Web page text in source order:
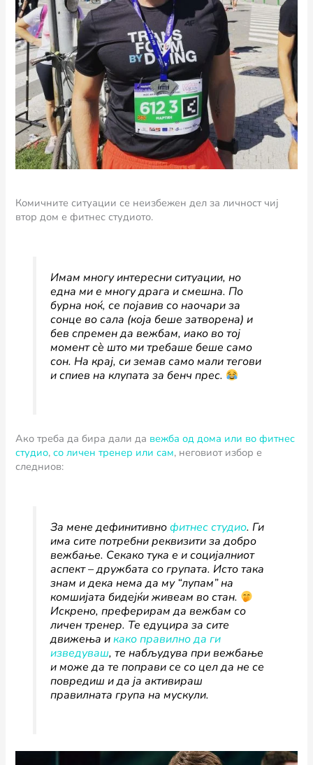
Комичните ситуации се неизбежен дел за личност чиј
втор дом е фитнес студиото.
Имам многу интересни ситуации, но
една ми е многу драга и смешна. По
бурна ноќ, се појавив со наочари за
сонце во сала (која беше затворена) и
бев спремен да вежбам, иако во тој
момент сѐ што ми требаше беше само
сон. На крај, си земав само мали тегови
и спиев на клупата за бенч прес.
Ако треба да бира дали да вежба од дома или во фитнес
студио,со личен тренер или сам, неговиот избор е
следниов:
За мене дефинитивнофитнес студио. Ги
има сите потребни реквизити за добро
вежбање. Секако тука е и социјалниот
аспект – дружбата со групата. Исто така
знам и дека нема да му “лупам” на
комшијата бидејќи живеам во стан.
Искрено, преферирам да вежбам со
личен тренер. Те едуцира за сите
движења икако правилно да ги
изведуваш, те набљудува при вежбање
и може да те поправи се со цел да не се
повредиш и да ја активираш
правилната група на мускули.